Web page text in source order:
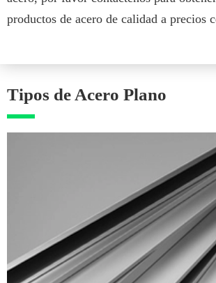
productos de acero de calidad a precios
Tipos de Acero Plano